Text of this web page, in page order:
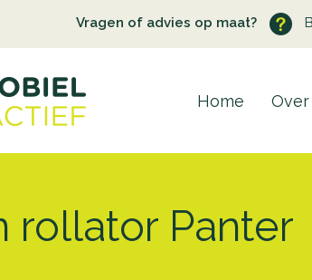
Vragen of advies op maat?
Home
rollator Panter